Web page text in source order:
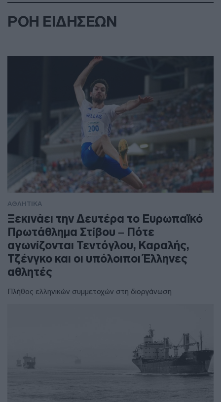
ΡΟΗ ΕΙΔΗΣΕΩΝ
ΑΘΛΗΤΙΚΑ
Ξεκινάει την Δευτέρα το Ευρωπαϊκό
Πρωτάθλημα Στίβου – Πότε
αγωνίζονται Τεντόγλου, Καραλής,
Τζένγκο και οι υπόλοιποι Έλληνες
αθλητές
Πλήθος ελληνικών συμμετοχών στη διοργάνωση